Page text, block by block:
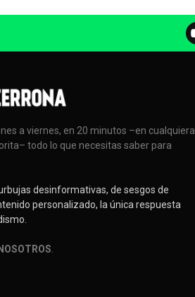
a viernes, en 20 minutos –en cualquiera
todo lo que necesitas saber para
desinformativas, de sesgos de
personalizado, la única respuesta